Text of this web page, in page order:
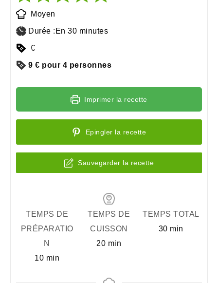
Moyen
Durée : En 30 minutes
€
9 € pour 4 personnes
Imprimer la recette
Epingler la recette
Sauvegarder la recette
TEMPS DE
PRÉPARATIO
N
10minutes
min
TEMPS DE
CUISSON
20minutes
min
TEMPS TOTAL
30minutes
min